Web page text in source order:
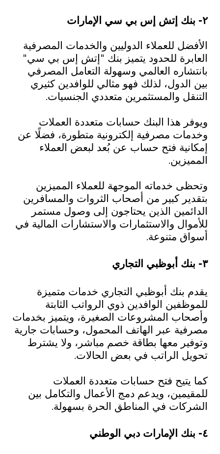
٢- بنك إتش إس بي سي الإمارات
الأفضل للعملاء الدوليين والخدمات المصرفية
العابرة للحدود يتميز بنك "إتش إس بي سي"
بانتشاره العالمي وسهولة التعامل المصرفي
بين الدول، لذلك فهو مثالي للوافدين كثيري
التنقل والمستثمرين متعددي الجنسيات.
ويوفر هذا البنك حسابات متعددة العملات
وخدمات مصرفية إلكترونية متطورة، فضلًا عن
إمكانية فتح حساب عن بُعد لبعض العملاء
المميزين.
وتحظى خدماته الموجهة للعملاء المميزين
بتقدير كبير من أصحاب الثروات والمسافرين
الدائمين الذين يحتاجون إلى وصول مستمر
للأموال والاستثمارات والاستشارات المالية في
أسواق متنوعة.
٣- بنك أبوظبي التجاري
يقدم بنك أبوظبي التجاري خدمات متميزة
للموظفين الوافدين ذوي الرواتب الثابتة
وأصحاب المشروعات الصغيرة، ويتميز بخدمات
مصرفية عبر الهاتف المحمول، وحسابات جارية
وتوفير معها بطاقة خصم مباشر، ولا يشترط
تحويل الراتب في بعض الحالات.
كما يتيح فتح حسابات متعددة العملات
للمقيمين، ويدعم دمج الأعمال والتكامل بين
الشركات في المناطق الحرة بسهولة.
٤- بنك الإمارات دبي الوطني